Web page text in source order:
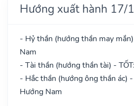
Hướng xuất hành 17/
- Hỷ thần (hướng thần may
Nam
- Tài thần (hướng thần tài) -
- Hắc thần (hướng ông thần ác)
Hướng Nam